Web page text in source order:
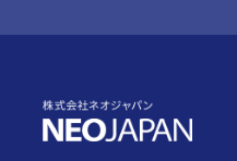
活用ガイド・その他
お知らせ